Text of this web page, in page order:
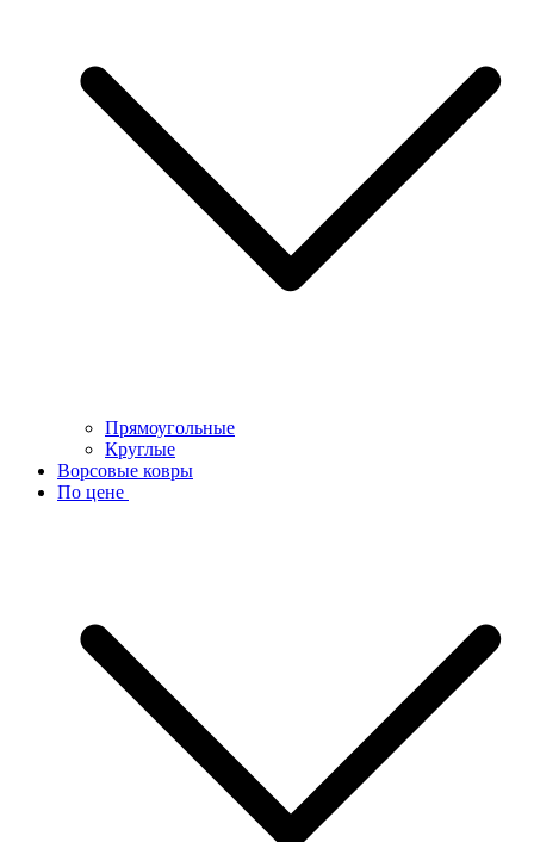
Прямоугольные
Круглые
Ворсовые ковры
По цене